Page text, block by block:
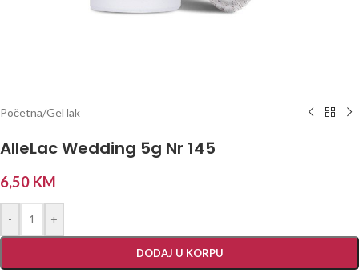
Početna/Gel lak
AlleLac Wedding 5g Nr 145
6,50 KM
- +
DODAJ U KORPU